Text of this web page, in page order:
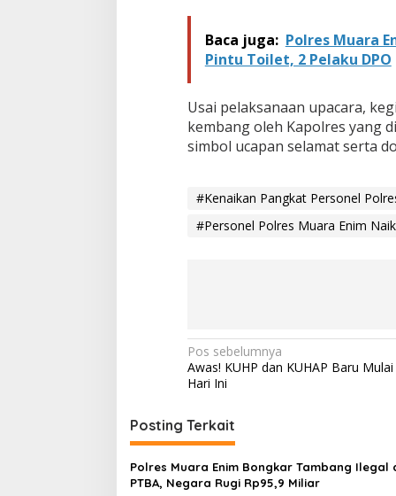
Baca juga: Polres Muara
Pintu Toilet, 2 Pelaku DPO
Usai pelaksanaan upacara,
kembang oleh Kapolres yang
simbol ucapan selamat serta
#Kenaikan Pangkat Personel
#Personel Polres Muara Enim
N
a
i
g
a
Pos sebelumnya
Awas! KUHP dan KUHAP Baru
Hari Ini
Posting Terkait
Polres Muara Enim Bongkar Tambang Ilegal
PTBA, Negara Rugi Rp95,9 Miliar